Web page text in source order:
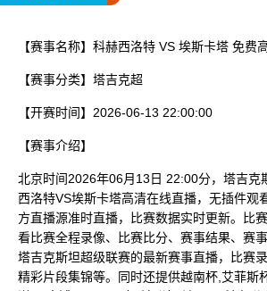
【赛事名称】 科赫西洛特 VS 埃斯卡塔 免费
【赛事分类】 塔吉克超
【开赛时间】 2026-06-13 22:00:00
【赛事介绍】
北京时间2026年06月13日 22:00分，塔吉克
西洛特VS埃斯卡塔高清在线直播，无插件观
方直播源准时直播，比赛数据实时更新。比
看比赛全程录像、比赛比分、赛事结果、赛
塔吉克斯坦超级联赛的最新赛事直播，比赛
精彩片段集锦等。同时还提供越南杯,艾菲斯